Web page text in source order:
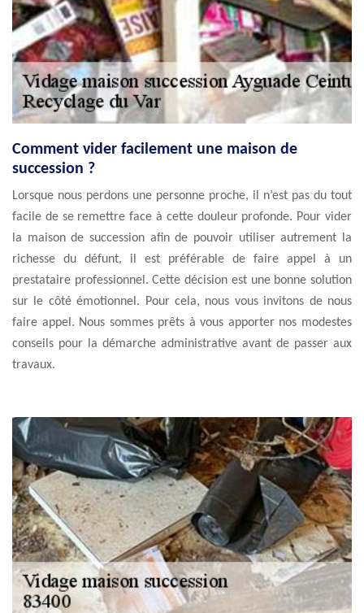
Comment vider facilement une maison de
succession ?
Lorsque nous perdons une personne proche, il n’est pas du tout
facile de se remettre face à cette douleur profonde. Pour vider
la maison de succession afin de pouvoir utiliser autrement la
richesse du défunt, il est préférable de faire appel à un
prestataire professionnel. Cette décision est une bonne solution
sur le côté émotionnel. Pour cela, nous vous invitons de nous
faire appel. Nous sommes prêts à vous apporter nos modestes
conseils pour la démarche administrative avant de passer aux
travaux.